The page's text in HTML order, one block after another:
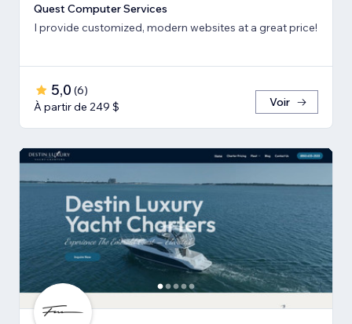
Quest Computer Services
I provide customized, modern websites at a great price!
5,0 (6)
À partir de 249 $
Voir